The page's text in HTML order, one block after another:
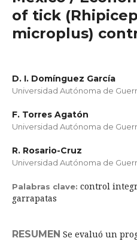
of tick
microplus)
D. I. Domínguez García
Universidad Autónoma de
F. Torres Agatón
Universidad Autónoma de
R. Rosario-Cruz
Universidad Autónoma de
Palabras clave: control
garrapatas
RESUMEN Se evaluó un